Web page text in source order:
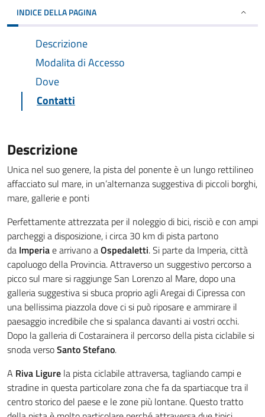
INDICE DELLA PAGINA
Descrizione
Modalita di Accesso
Dove
Contatti
Descrizione
Unica nel suo genere, la pista del ponente è un lungo rettilineo
affacciato sul mare, in un’alternanza suggestiva di piccoli borghi,
mare, gallerie e ponti
Perfettamente attrezzata per il noleggio di bici, risciò e con ampi
parcheggi a disposizione, i circa 30 km di pista partono
da Imperiae arrivano aOspedaletti. Si parte da Imperia, città
capoluogo della Provincia. Attraverso un suggestivo percorso a
picco sul mare si raggiunge San Lorenzo al Mare, dopo una
galleria suggestiva si sbuca proprio agli Aregai di Cipressa con
una bellissima piazzola dove ci si può riposare e ammirare il
paesaggio incredibile che si spalanca davanti ai vostri occhi.
Dopo la galleria di Costarainera il percorso della pista ciclabile si
snoda versoSanto Stefano.
A Riva Ligure la pista ciclabile attraversa, tagliando campi e
stradine in questa particolare zona che fa da spartiacque tra il
centro storico del paese e le zone più lontane. Questo tratto